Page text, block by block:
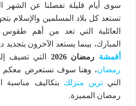
سوى أيام قليلة تفصلنا عن الشهر
تستعد كل بلاد المسلمين والإسلام
العائلية التي تعد من أهم طقوس
المبارك، بينما يستعد الآخرون
أقمشة رمضان 2026
التي تضيف
رمضان، وهنا سوف نستعرض معكم
التيتزين منزلك بتكاليف
رمضان المميزة.